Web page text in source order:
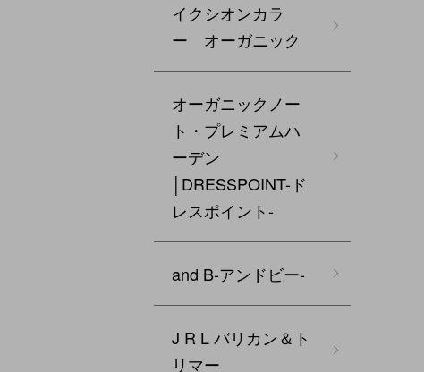
イクシオンカラ
ー オーガニック
オーガニックノー
ト・プレミアムハ
ーデン
│DRESSPOINT-ド
レスポイント-
and B‐アンドビー‐
J R L バリカン＆ト
リマー